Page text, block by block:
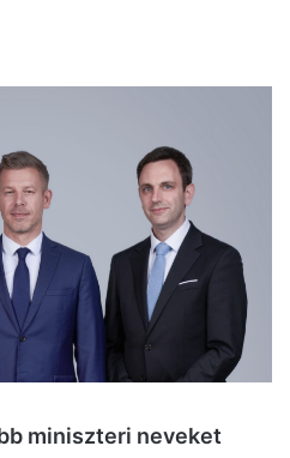
miniszteri neveket